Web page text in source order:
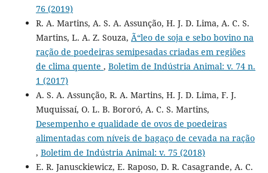
76 (2019)
R. A. Martins, A. S. A. Assunção, H. J. D. Lima, A. C. S.
Martins, L. A. Z. Souza, Ã“leo de soja e sebo bovino na
ração de poedeiras semipesadas criadas em regiões
de clima quente , Boletim de Indústria Animal: v. 74 n.
1 (2017)
A. S. A. Assunção, R. A. Martins, H. J. D. Lima, F. J.
Muquissaí, O. L. B. Bororó, A. C. S. Martins,
Desempenho e qualidade de ovos de poedeiras
alimentadas com níveis de bagaço de cevada na ração
, Boletim de Indústria Animal: v. 75 (2018)
E. R. Janusckiewicz, E. Raposo, D. R. Casagrande, A. C.